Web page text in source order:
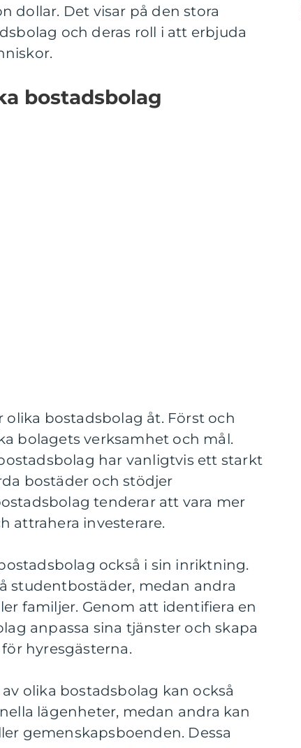
dollar. Det visar på den stora
och deras roll i att erbjuda
bostadsbolag
bostadsbolag åt. Först och
bolagets verksamhet och mål.
har vanligtvis ett starkt
bostäder och stödjer
tenderar att vara mer
attrahera investerare.
också i sin inriktning.
studentbostäder, medan andra
familjer. Genom att identifiera en
anpassa sina tjänster och skapa
hyresgästerna.
olika bostadsbolag kan också
lägenheter, medan andra kan
gemenskapsboenden. Dessa